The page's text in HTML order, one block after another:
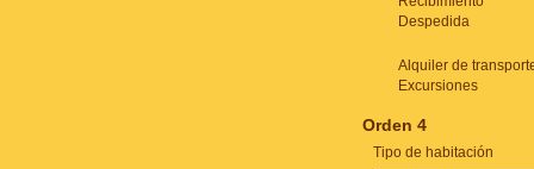
Despedida
Alquiler de
Excursiones
Orden 4
Tipo de habitación